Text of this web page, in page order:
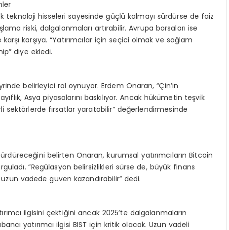
teknoloji hisseleri sayesinde güçlü kalmayı sürdürse de faiz
riski, dalgalanmaları artırabilir. Avrupa borsaları ise
karşıya. “Yatırımcılar için seçici olmak ve sağlam
diye ekledi.
belirleyici rol oynuyor. Erdem Onaran, “Çin’in
Asya piyasalarını baskılıyor. Ancak hükümetin teşvik
fırsatlar yaratabilir” değerlendirmesinde
belirten Onaran, kurumsal yatırımcıların Bitcoin
“Regülasyon belirsizlikleri sürse de, büyük finans
vadede güven kazandırabilir” dedi.
ilgisini çektiğini ancak 2025’te dalgalanmaların
yatırımcı ilgisi BIST için kritik olacak. Uzun vadeli